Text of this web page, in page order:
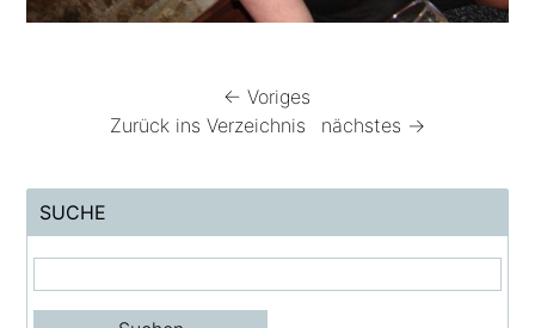
← Voriges
Zurück ins Verzeichnis
nächstes →
SUCHE